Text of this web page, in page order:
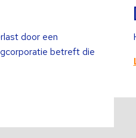
door een
betreft die